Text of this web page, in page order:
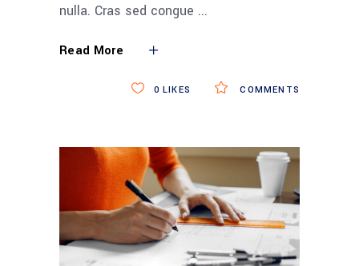
nulla. Cras sed congue
Read More
COMMENTS
0 LIKES